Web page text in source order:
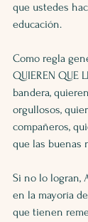
que ustedes
educación.
Como regla
QUIEREN QUE
bandera,
orgullosos,
compañeros,
que las buenas
Si no lo logran,
en la mayoría
que tienen